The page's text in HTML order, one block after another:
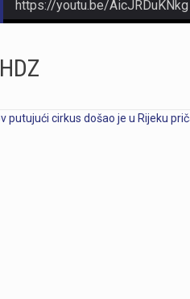
https://youtu.be/Ms7A82drFtA
HDZ